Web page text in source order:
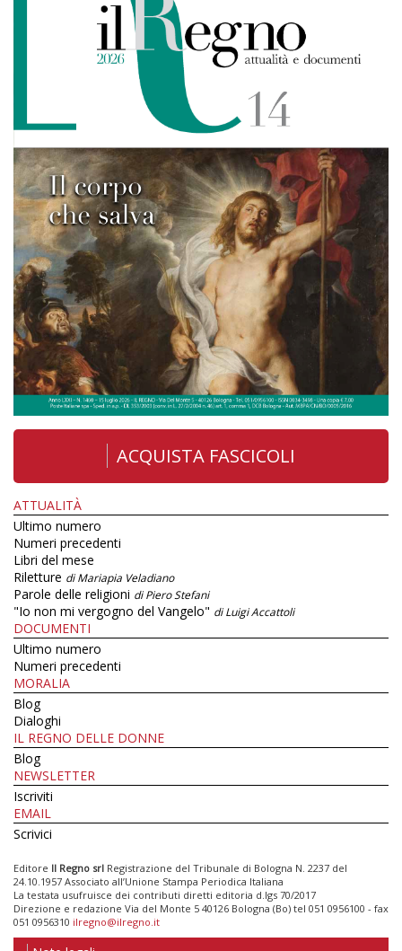
ACQUISTA FASCICOLI
ATTUALITÀ
Ultimo numero
Numeri precedenti
Libri del mese
Riletture di Mariapia Veladiano
Parole delle religioni di Piero Stefani
"Io non mi vergogno del Vangelo" di Luigi Accattoli
DOCUMENTI
Ultimo numero
Numeri precedenti
MORALIA
Blog
Dialoghi
IL REGNO DELLE DONNE
Blog
NEWSLETTER
Iscriviti
EMAIL
Scrivici
Editore Il Regno srl Registrazione del Tribunale di Bologna N. 2237 del
24.10.1957 Associato all’Unione Stampa Periodica Italiana
La testata usufruisce dei contributi diretti editoria d.lgs 70/2017
Direzione e redazione Via del Monte 5 40126 Bologna (Bo) tel 051 0956100 - fax
051 0956310 ilregno@ilregno.it